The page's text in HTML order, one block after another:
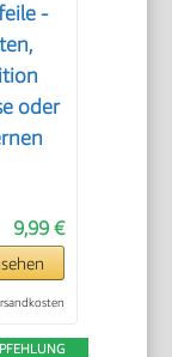
-
oder
9,99 €